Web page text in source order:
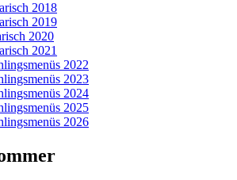
2018
2019
2020
2021
2022
2023
2024
2025
2026